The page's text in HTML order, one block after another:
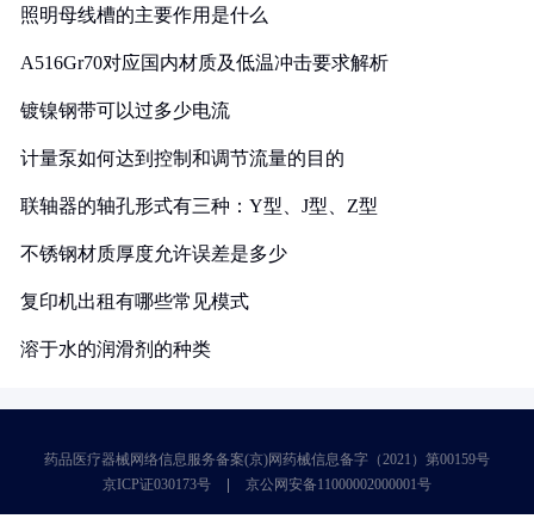
照明母线槽的主要作用是什么
A516Gr70对应国内材质及低温冲击要求解析
镀镍钢带可以过多少电流
计量泵如何达到控制和调节流量的目的
联轴器的轴孔形式有三种：Y型、J型、Z型
不锈钢材质厚度允许误差是多少
复印机出租有哪些常见模式
溶于水的润滑剂的种类
药品医疗器械网络信息服务备案(京)网药械信息备字（2021）第00159号
京ICP证030173号
京公网安备11000002000001号